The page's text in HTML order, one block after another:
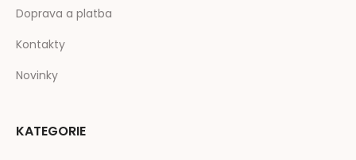
Doprava a platba
Kontakty
Novinky
KATEGORIE